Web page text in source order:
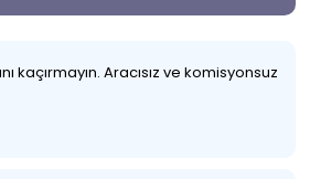
kaçırmayın. Aracısız ve komisyonsuz